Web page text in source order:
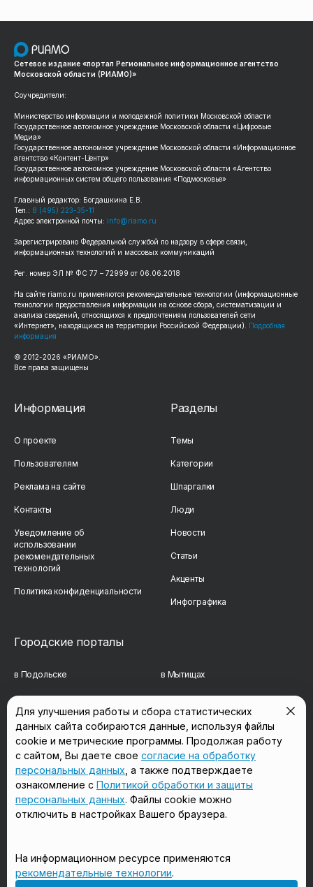
Сетевое издание «портал Региональное информационное агентство
Московской области (РИАМО)»
Соучредители:
Министерство информации и молодежной политики Московской области
Государственное автономное учреждение Московской области «Цифровые
Медиа»
Государственное автономное учреждение Московской области «Информационное
агентство «Контент-Центр»
Государственное автономное учреждение Московской области «Агентство
информационных систем общего пользования «Подмосковье»
Главный редактор: Богдашкина Е.В.
Тел.: 8 (495) 223-35-11
Адрес электронной почты: info@riamo.ru
Зарегистрировано Федеральной службой по надзору в сфере связи,
информационных технологий и массовых коммуникаций
Рег. номер ЭЛ № ФС 77 – 72999 от 06.06.2018
На сайте riamo.ru применяются рекомендательные технологии (информационные
технологии предоставления информации на основе сбора, систематизации и
анализа сведений, относящихся к предпочтениям пользователей сети
«Интернет», находящихся на территории Российской Федерации). Подробная
информация
© 2012-2026 «РИАМО».
Все права защищены
Информация
О проекте
Пользователям
Реклама на сайте
Контакты
Уведомление об
использовании
рекомендательных
технологий
Политика конфиденциальности
Разделы
Темы
Категории
Шпаргалки
Люди
Новости
Статьи
Акценты
Инфографика
Городские порталы
в Подольске в Мытищах
в Сергиевом Посаде в Люберцах
в Красногорске в Королёве
в Домодедово в Щёлково
Мы в соцсетях
Для улучшения работы и сбора статистических
данных сайта собираются данные, используя файлы
cookie и метрические программы. Продолжая работу
с сайтом, Вы даете свое согласие на обработку
персональных данных , а также подтверждаете
ознакомление с Политикой обработки и защиты
персональных данных. Файлы cookie можно
отключить в настройках Вашего браузера.
На информационном ресурсе применяются
рекомендательные технологии.